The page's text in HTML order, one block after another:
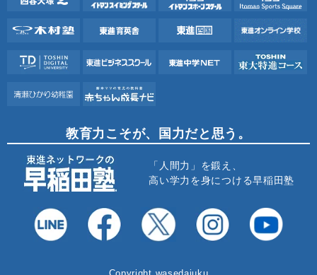
教育力こそが、国力だと思う。
「人間力」を鍛え、
高い学力を身につける早稲田塾